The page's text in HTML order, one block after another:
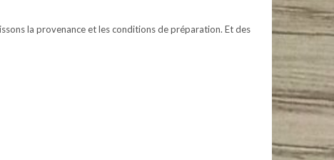
la provenance et les conditions de préparation. Et des